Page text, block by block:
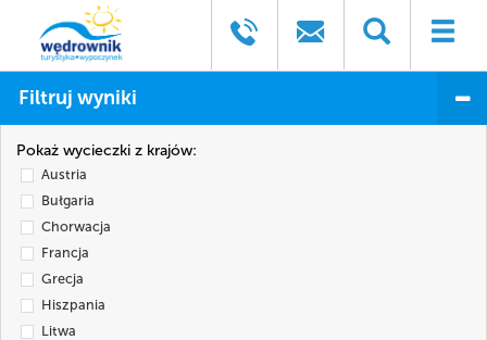
Filtruj wyniki
Pokaż wycieczki z krajów:
Austria
Bułgaria
Chorwacja
Francja
Grecja
Hiszpania
Litwa